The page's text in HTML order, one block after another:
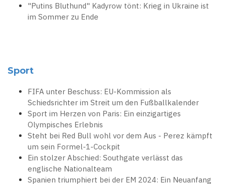
"Putins Bluthund" Kadyrow tönt: Krieg in Ukraine ist
im Sommer zu Ende
Sport
FIFA unter Beschuss: EU-Kommission als
Schiedsrichter im Streit um den Fußballkalender
Sport im Herzen von Paris: Ein einzigartiges
Olympisches Erlebnis
Steht bei Red Bull wohl vor dem Aus - Perez kämpft
um sein Formel-1-Cockpit
Ein stolzer Abschied: Southgate verlässt das
englische Nationalteam
Spanien triumphiert bei der EM 2024: Ein Neuanfang